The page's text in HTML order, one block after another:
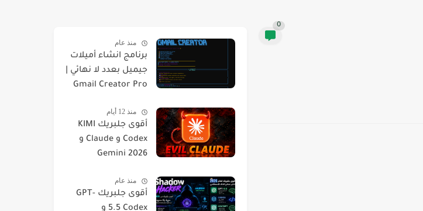
0
منذ عام
برنامج انشاء أميلات
جيميل بعدد لا نهائي |
Gmail Creator Pro
منذ 12 أيام
أقوى جلبريك KIMI
Codex و Claude و
Gemini 2026
منذ عام
أقوى جلبريك GPT-
5.5 Codex و